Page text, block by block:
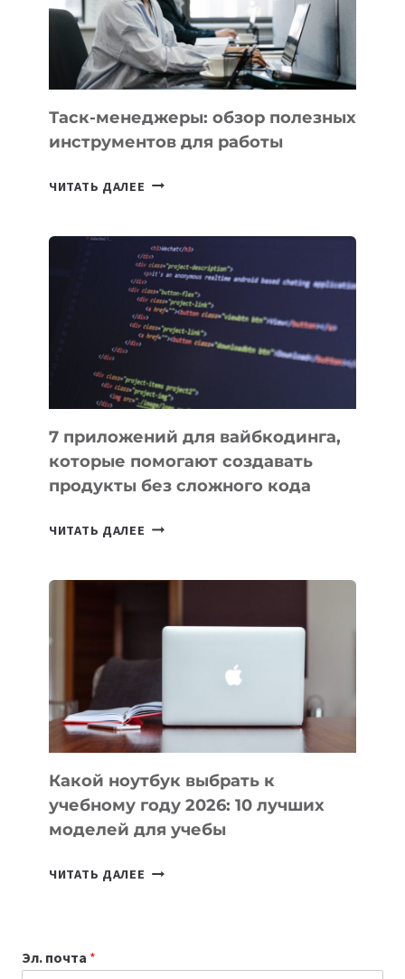
ИНТЕЛЛЕКТУ
Таск-менеджеры: обзор полезных
инструментов для работы
ЧИТАТЬ ДАЛЕЕ ТАСК-
ПОЛЕЗНЫХ
ИНСТРУМЕНТОВ
ДЛЯ
РАБОТЫ
7 приложений для вайбкодинга,
которые помогают создавать
продукты без сложного кода
ЧИТАТЬ ДАЛЕЕ 7
ПОМОГАЮТ
СОЗДАВАТЬ
БЕЗ
СЛОЖНОГО
КОДА
Какой ноутбук выбрать к
учебному году 2026: 10 лучших
моделей для учебы
ЧИТАТЬ ДАЛЕЕ КАКОЙ
Эл. почта *